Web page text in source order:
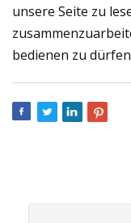
unsere Seite zu
bedienen zu